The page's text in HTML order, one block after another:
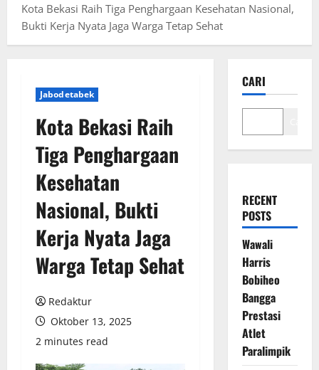
Kota Bekasi Raih Tiga Penghargaan Kesehatan Nasional,
Bukti Kerja Nyata Jaga Warga Tetap Sehat
Jabodetabek
Kota Bekasi Raih
Tiga Penghargaan
Kesehatan
Nasional, Bukti
Kerja Nyata Jaga
Warga Tetap Sehat
Redaktur
Oktober 13, 2025
2 minutes read
CARI
RECENT
POSTS
Wawali
Harris
Bobiheo
Bangga
Prestasi
Atlet
Paralimpik